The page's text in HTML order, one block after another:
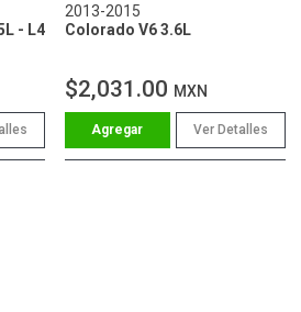
- L4
2013-2015
Colorado V6 3.6L
$2,031.00 MXN
Ver Detalles